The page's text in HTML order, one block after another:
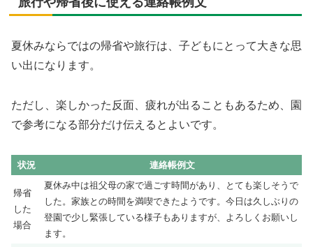
夏休みならではの帰省や旅行は、子どもにとって大きな思
い出になります。
ただし、楽しかった反面、疲れが出ることもあるため、園
で参考になる部分だけ伝えるとよいです。
状況 連絡帳例文
帰省
した
場合
夏休み中は祖父母の家で過ごす時間があり、とても楽しそうで
した。家族との時間を満喫できたようです。今日は久しぶりの
登園で少し緊張している様子もありますが、よろしくお願いし
ます。